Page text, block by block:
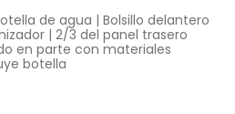
de agua | Bolsillo delantero
| 2/3 del panel trasero
en parte con materiales
botella